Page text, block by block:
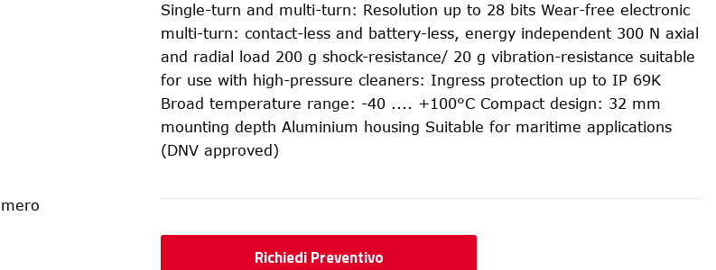
Single-turn and multi-turn: Resolution up to 28 bits Wear-free electronic
multi-turn: contact-less and battery-less, energy independent 300 N axial
and radial load 200 g shock-resistance/ 20 g vibration-resistance suitable
for use with high-pressure cleaners: Ingress protection up to IP 69K
Broad temperature range: -40 .... +100°C Compact design: 32 mm
mounting depth Aluminium housing Suitable for maritime applications
(DNV approved)
Richiedi Preventivo